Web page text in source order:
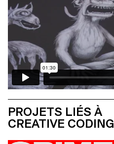
PROJETS LIÉS À
CREATIVE CODING